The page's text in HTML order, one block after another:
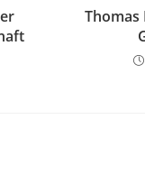
Thomas